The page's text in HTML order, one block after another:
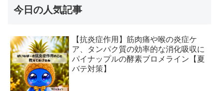
今日の人気記事
【抗炎症作用】筋肉痛や喉の炎症ケ
ア、タンパク質の効率的な消化吸収に
パイナップルの酵素ブロメライン【夏
バテ対策】